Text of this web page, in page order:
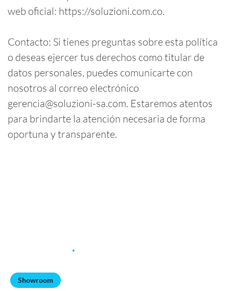
web oficial: https://soluzioni.com.co.
Contacto: Si tienes preguntas sobre esta política
o deseas ejercer tus derechos como titular de
datos personales, puedes comunicarte con
nosotros al correo electrónico
gerencia@soluzioni-sa.com. Estaremos atentos
para brindarte la atención necesaria de forma
oportuna y transparente.
Showroom